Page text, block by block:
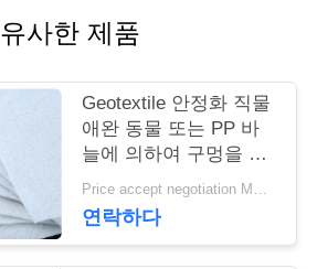
유사한 제품
Geotextile 안정화 직물
애완 동물 또는 PP 바
늘에 의하여 구멍을 뚫
는 Geotextile 백색 노화
방지
Price accept negotiation MOQ:1sqm
연락하다